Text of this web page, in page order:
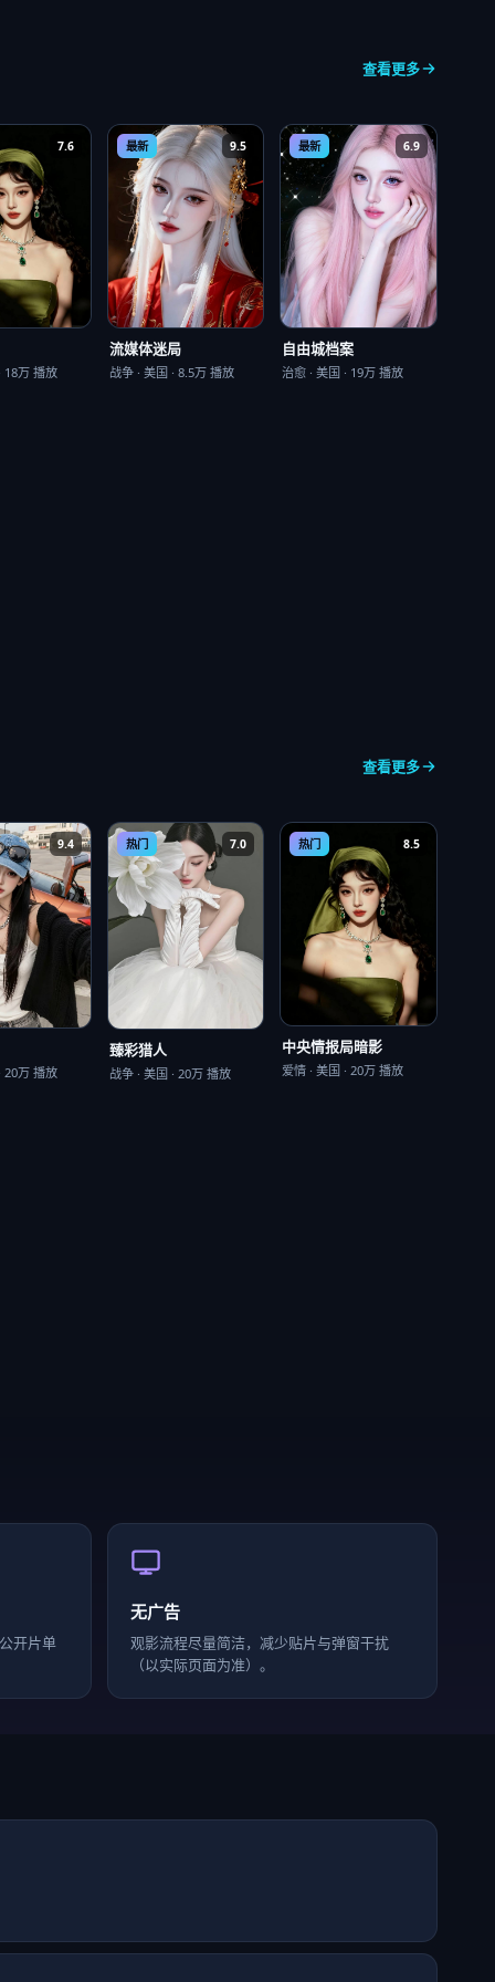
查看更多
7.6
18万播放
最新 9.5
流媒体迷局
战争· 美国 · 8.5万播放
最新 6.9
自由城档案
治愈 ·美国 · 19万 播放
查看更多
9.4
20万播放
热门 7.0
臻彩猎人
战争· 美国 · 20万播放
热门 8.5
中央情报局暗影
爱情 ·美国 ·20万 播放
开片单
无广告
观影流程尽量简洁，减少贴片与弹窗干扰
（以实际页面为准）。